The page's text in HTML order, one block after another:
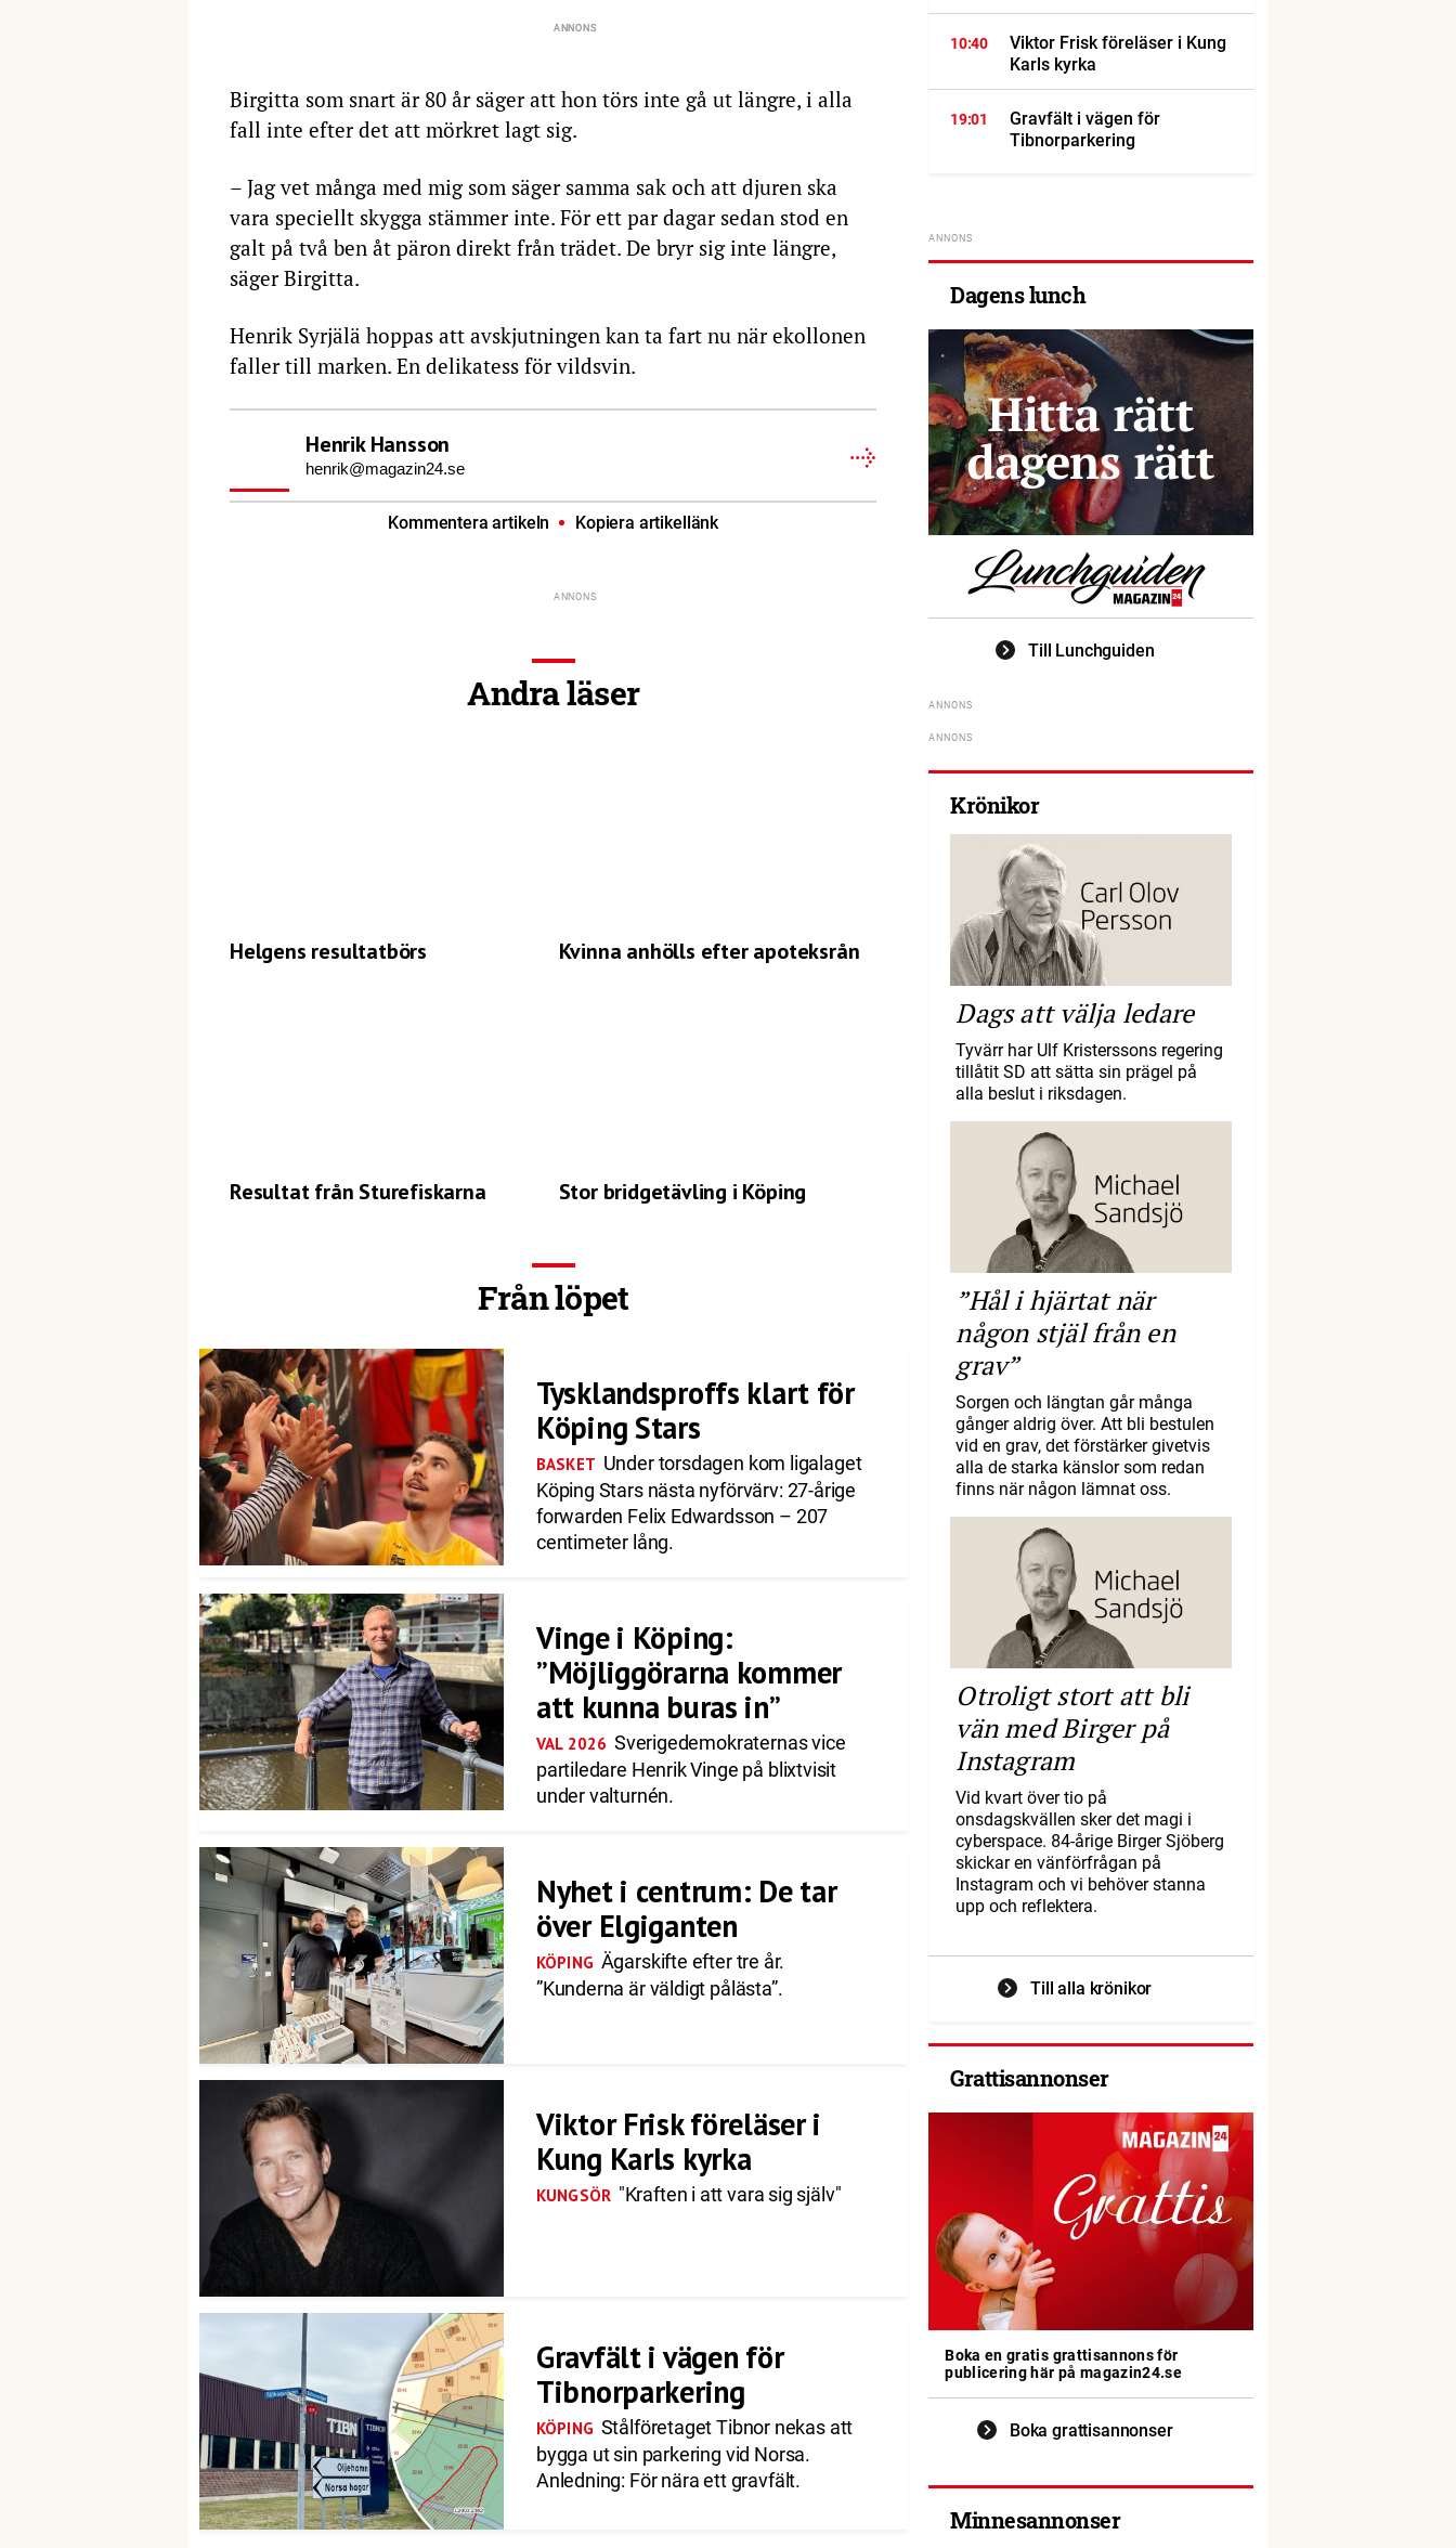
Birgitta som snart är 80 år säger att hon törs inte gå ut längre, i alla
fall inte efter det att mörkret lagt sig.
– Jag vet många med mig som säger samma sak och att djuren ska
vara speciellt skygga stämmer inte. För ett par dagar sedan stod en
galt på två ben åt päron direkt från trädet. De bryr sig inte längre,
säger Birgitta.
Henrik Syrjälä hoppas att avskjutningen kan ta fart nu när ekollonen
faller till marken. En delikatess för vildsvin.
Henrik Hansson
henrik@magazin24.se
Kommentera artikeln Kopiera artikellänk
Andra läser
Helgens resultatbörs Kvinna anhölls efter apoteksrån
Resultat från Sturefiskarna Stor bridgetävling i Köping
Från löpet
Tysklandsproffs klart för
Köping Stars
BASKET Under torsdagen kom ligalaget
Köping Stars nästa nyförvärv: 27-årige
forwarden Felix Edwardsson – 207
centimeter lång.
Vinge i Köping:
”Möjliggörarna kommer
att kunna buras in”
VAL 2026 Sverigedemokraternas vice
partiledare Henrik Vinge på blixtvisit
under valturnén.
Nyhet i centrum: De tar
över Elgiganten
KÖPING Ägarskifte efter tre år.
”Kunderna är väldigt pålästa”.
Viktor Frisk föreläser i
Kung Karls kyrka
KUNGSÖR "Kraften i att vara sig själv"
Gravfält i vägen för
Tibnorparkering
KÖPING Stålföretaget Tibnor nekas att
bygga ut sin parkering vid Norsa.
Anledning: För nära ett gravfält.
10:40
Viktor Frisk föreläser i Kung
Karls kyrka
19:01
Gravfält i vägen för
Tibnorparkering
Dagens lunch
Till Lunchguiden
Krönikor
Dags att välja ledare
Tyvärr har Ulf Kristerssons regering
tillåtit SD att sätta sin prägel på
alla beslut i riksdagen.
”Hål i hjärtat när
någon stjäl från en
grav”
Sorgen och längtan går många
gånger aldrig över. Att bli bestulen
vid en grav, det förstärker givetvis
alla de starka känslor som redan
finns när någon lämnat oss.
Otroligt stort att bli
vän med Birger på
Instagram
Vid kvart över tio på
onsdagskvällen sker det magi i
cyberspace. 84-årige Birger Sjöberg
skickar en vänförfrågan på
Instagram och vi behöver stanna
upp och reflektera.
Till alla krönikor
Grattisannonser
Boka en gratis grattisannons för
publicering här på magazin24.se
Boka grattisannonser
Minnesannonser